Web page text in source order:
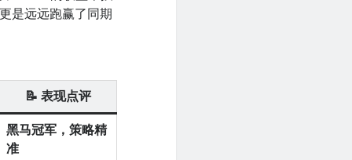
是远远跑赢了同期
📝 表现点评
黑马冠军，策略精
准